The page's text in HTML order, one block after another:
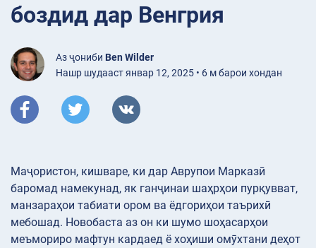
боздид дар Венгрия
Аз ҷониби Ben Wilder
Нашр шудааст январ 12, 2025 • 6 м барои хондан
Маҷористон, кишваре, ки дар Аврупои Марказӣ
баромад намекунад, як ганҷинаи шаҳрҳои пурқувват,
манзараҳои табиати ором ва ёдгориҳои таърихӣ
мебошад. Новобаста аз он ки шумо шоҳасарҳои
меъмориро мафтун кардаед ё хоҳиши омӯхтани деҳот